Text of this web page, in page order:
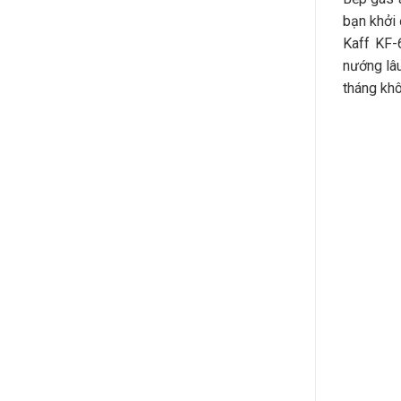
bạn khởi
Kaff
nướng
tháng